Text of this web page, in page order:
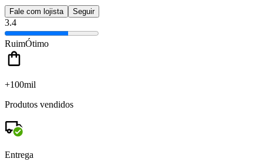
Fale com lojista Seguir
3.4
RuimÓtimo
+100mil
Produtos vendidos
Entrega